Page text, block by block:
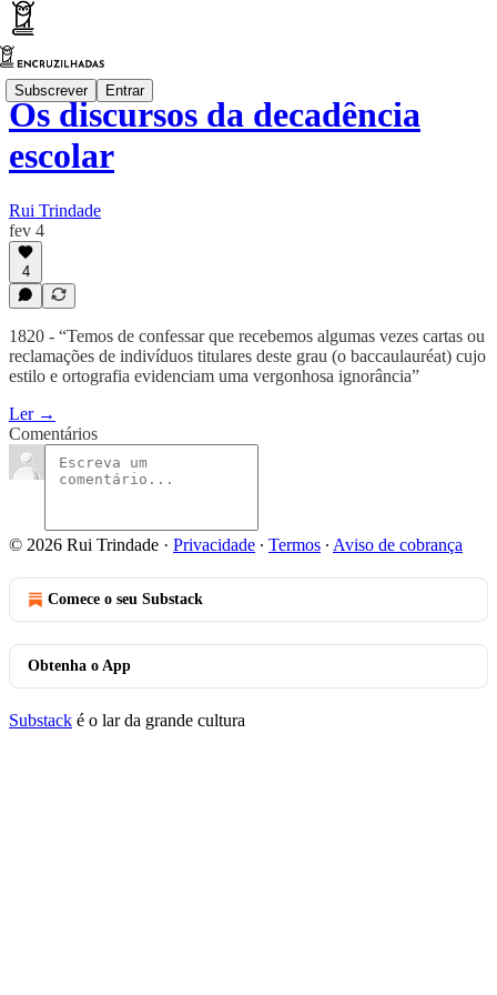
Subscrever Entrar
Os discursos da decadência
escolar
Rui Trindade
fev 4
4
1820 - “Temos de confessar que recebemos algumas vezes cartas ou
reclamações de indivíduos titulares deste grau (o baccaulauréat) cujo
estilo e ortografia evidenciam uma vergonhosa ignorância”
Ler →
Comentários
© 2026 Rui Trindade · Privacidade ∙ Termos ∙ Aviso de cobrança
Comece o seu Substack
Obtenha o App
Substack é o lar da grande cultura